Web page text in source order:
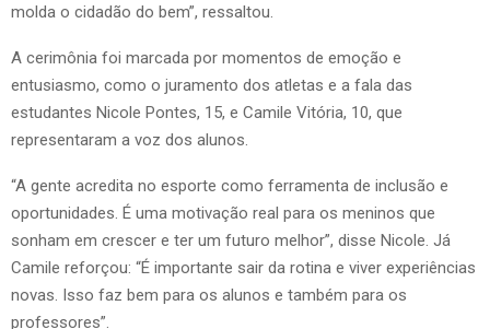
molda o cidadão do bem”, ressaltou.
A cerimônia foi marcada por momentos de emoção e
entusiasmo, como o juramento dos atletas e a fala das
estudantes Nicole Pontes, 15, e Camile Vitória, 10, que
representaram a voz dos alunos.
“A gente acredita no esporte como ferramenta de inclusão e
oportunidades. É uma motivação real para os meninos que
sonham em crescer e ter um futuro melhor”, disse Nicole. Já
Camile reforçou: “É importante sair da rotina e viver experiências
novas. Isso faz bem para os alunos e também para os
professores”.